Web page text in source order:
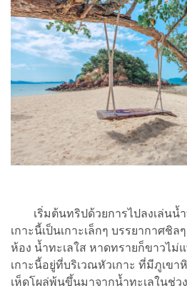
เริ่มต้นทริปด้วยการไปลงเล่นน้ำ
เกาะนี้เป็นเกาะเล็กๆ บรรยากาศชิ
ห้อง น้ำทะเลใส หาดทรายก็ขาวไม่
เกาะนี้อยู่ที่บริเวณหัวเกาะ ที่มีภูเข
เห็ดโผล่พ้นขึ้นมาจากน้ำทะเลในช่ว